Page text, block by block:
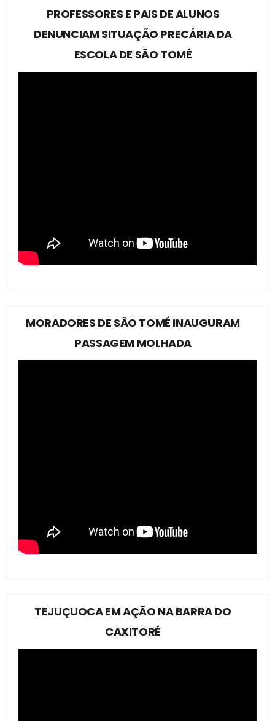
PROFESSORES E PAIS DE ALUNOS
DENUNCIAM SITUAÇÃO PRECÁRIA DA
ESCOLA DE SÃO TOMÉ
MORADORES DE SÃO TOMÉ INAUGURAM
PASSAGEM MOLHADA
TEJUÇUOCA EM AÇÃO NA BARRA DO
CAXITORÉ